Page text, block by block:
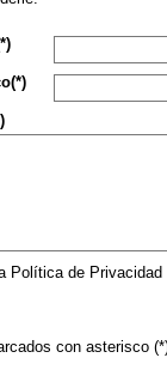
Política de Privacidad
con asterisco